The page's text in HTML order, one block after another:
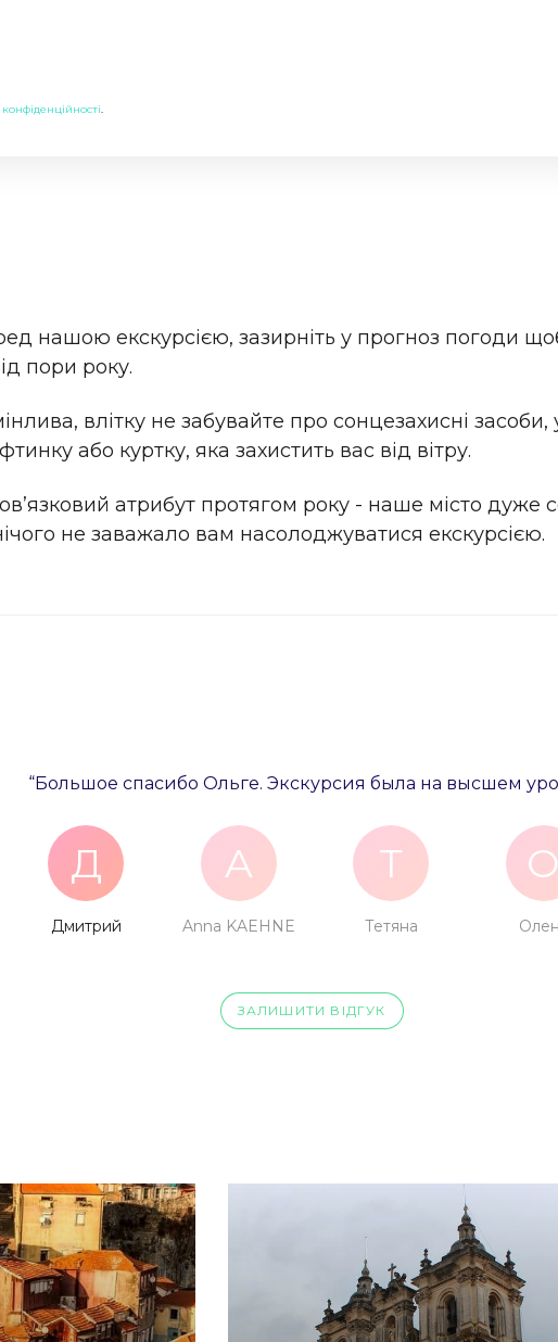
.
нашою екскурсією, зазирніть у прогноз погоди
пори року.
влітку не забувайте про сонцезахисні
або куртку, яка захистить вас від вітру.
атрибут протягом року - наше місто дуже
не заважало вам насолоджуватися екскурсією.
“Большое спасибо Ольге. Экскурсия была на высшем
Д
Дмитрий
A
Anna KAEHNE
Т
Тетяна
О
ЗАЛИШИТИ ВІДГУК